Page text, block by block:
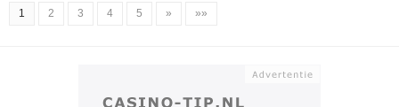
1 2 3 4 5 » »»